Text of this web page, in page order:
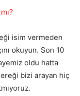
isim vermeden
okuyun. Son 10
oldu hatta
bizi arayan hiç